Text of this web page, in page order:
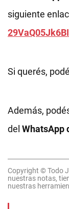
siguiente
Si querés,
Además,
del WhatsApp
Copyright © Todo
nuestras notas,
nuestras